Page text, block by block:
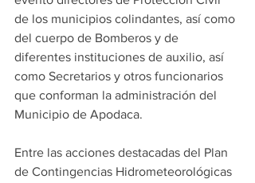
de los municipios colindantes, así como
del cuerpo de Bomberos y de
diferentes instituciones de auxilio, así
como Secretarios y otros funcionarios
que conforman la administración del
Municipio de Apodaca.
Entre las acciones destacadas del Plan
de Contingencias Hidrometeorológicas